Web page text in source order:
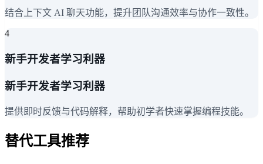
结合上下文 AI 聊天功能，提升团队沟通效率与协作一致性。
4
新手开发者学习利器
新手开发者学习利器
提供即时反馈与代码解释，帮助初学者快速掌握编程技能。
替代工具推荐